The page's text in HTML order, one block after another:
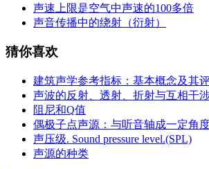
声速上限是空气中声速的100多倍
声音传播中的绕射（衍射）
猜你喜欢
建筑声学参考指标：基本概念及其
声波的反射、透射、折射与互相干
阻尼和Q值
偶极子点声源：与听音轴成一定角
声压级. Sound pressure level.(SPL)
声源的种类